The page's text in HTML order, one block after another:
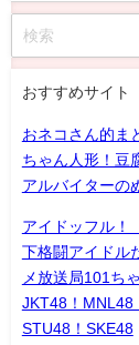
おすすめサイト
おネコさん的
ちゃん人形！豆
アルバイターの
アイドッフル
下格闘アイドル
メ放送局101ち
JKT48！MNL48
STU48！SKE48